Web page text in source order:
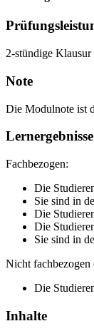
2-stündige Klausur
Note
Die Modulnote ist
Fachbezogen:
Die
Sie sind in
Die
Die
Sie sind in
Nicht fachbezogen
Die
Inhalte